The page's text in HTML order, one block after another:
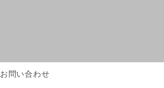
お問い合わせ